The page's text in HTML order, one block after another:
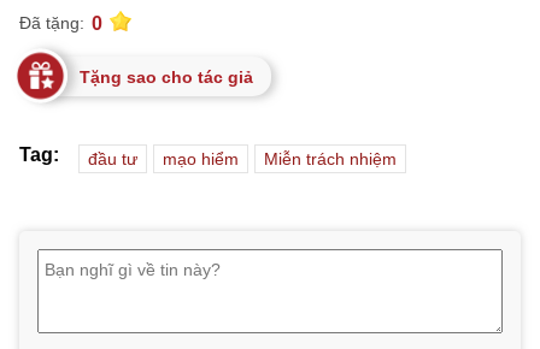
Đã tặng: 0
Tặng sao cho tác giả
Tag: đầu tư mạo hiểm Miễn trách nhiệm